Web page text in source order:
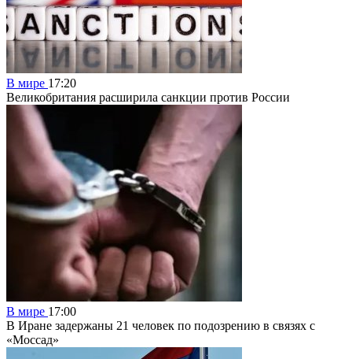
В мире 17:20
Великобритания расширила санкции против России
В мире 17:00
В Иране задержаны 21 человек по подозрению в связях с
«Моссад»